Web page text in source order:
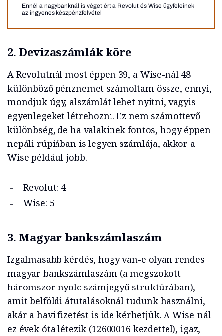
Ennél a nagybanknál is véget ért a Revolut és Wise ügyfeleinek
az ingyenes készpénzfelvétel
2. Devizaszámlák köre
A Revolutnál most éppen 39, a Wise-nál 48
különböző pénznemet számoltam össze, ennyi,
mondjuk úgy, alszámlát lehet nyitni, vagyis
egyenlegeket létrehozni. Ez nem számottevő
különbség, de ha valakinek fontos, hogy éppen
nepáli rúpiában is legyen számlája, akkor a
Wise például jobb.
Revolut: 4
Wise: 5
3. Magyar bankszámlaszám
Izgalmasabb kérdés, hogy van-e olyan rendes
magyar bankszámlaszám (a megszokott
háromszor nyolc számjegyű struktúrában),
amit belföldi átutalásoknál tudunk használni,
akár a havi fizetést is ide kérhetjük. A Wise-nál
ez évek óta létezik (12600016 kezdettel), igaz,